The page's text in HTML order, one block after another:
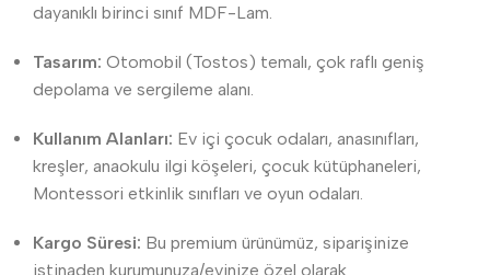
dayanıklı birinci sınıf MDF-Lam.
Tasarım: Otomobil (Tostos) temalı, çok raflı geniş
depolama ve sergileme alanı.
Kullanım Alanları: Ev içi çocuk odaları, anasınıfları,
kreşler, anaokulu ilgi köşeleri, çocuk kütüphaneleri,
Montessori etkinlik sınıfları ve oyun odaları.
Kargo Süresi: Bu premium ürünümüz, siparişinize
istinaden kurumunuza/evinize özel olarak